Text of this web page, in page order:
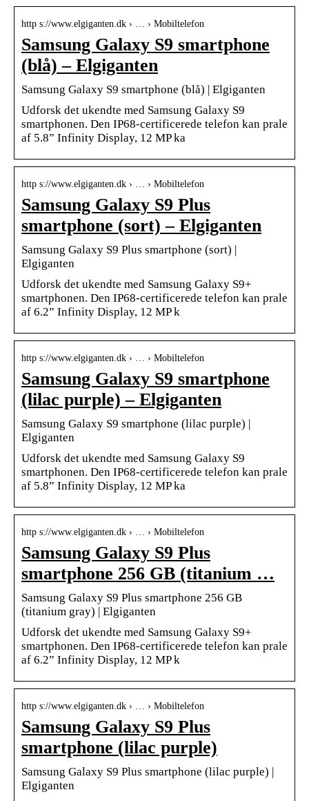
http s://www.elgiganten.dk › … › Mobiltelefon
Samsung Galaxy S9 smartphone
(blå) – Elgiganten
Samsung Galaxy S9 smartphone (blå) | Elgiganten
Udforsk det ukendte med Samsung Galaxy S9
smartphonen. Den IP68-certificerede telefon kan prale
af 5.8” Infinity Display, 12 MP ka
http s://www.elgiganten.dk › … › Mobiltelefon
Samsung Galaxy S9 Plus
smartphone (sort) – Elgiganten
Samsung Galaxy S9 Plus smartphone (sort) |
Elgiganten
Udforsk det ukendte med Samsung Galaxy S9+
smartphonen. Den IP68-certificerede telefon kan prale
af 6.2” Infinity Display, 12 MP k
http s://www.elgiganten.dk › … › Mobiltelefon
Samsung Galaxy S9 smartphone
(lilac purple) – Elgiganten
Samsung Galaxy S9 smartphone (lilac purple) |
Elgiganten
Udforsk det ukendte med Samsung Galaxy S9
smartphonen. Den IP68-certificerede telefon kan prale
af 5.8” Infinity Display, 12 MP ka
http s://www.elgiganten.dk › … › Mobiltelefon
Samsung Galaxy S9 Plus
smartphone 256 GB (titanium …
Samsung Galaxy S9 Plus smartphone 256 GB
(titanium gray) | Elgiganten
Udforsk det ukendte med Samsung Galaxy S9+
smartphonen. Den IP68-certificerede telefon kan prale
af 6.2” Infinity Display, 12 MP k
http s://www.elgiganten.dk › … › Mobiltelefon
Samsung Galaxy S9 Plus
smartphone (lilac purple)
Samsung Galaxy S9 Plus smartphone (lilac purple) |
Elgiganten